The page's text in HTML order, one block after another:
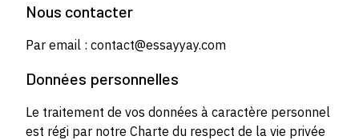
Nous contacter
Par email : contact@essayyay.com
Données personnelles
Le traitement de vos données à caractère personnel
est régi par notre Charte du respect de la vie privée